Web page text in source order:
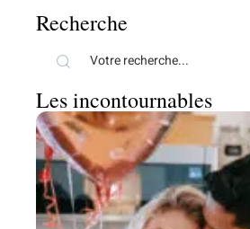
Recherche
Les incontournables